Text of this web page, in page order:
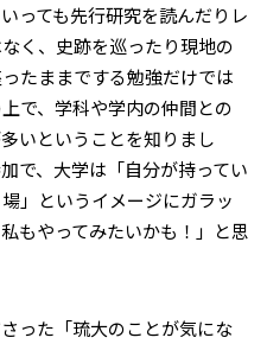
っても先行研究を読んだりレ
く、史跡を巡ったり現地の
たままでする勉強だけでは
で、学科や学内の仲間との
いということを知りまし
で、大学は「自分が持ってい
」というイメージにガラッ
もやってみたいかも！」と思
った「琉大のことが気にな